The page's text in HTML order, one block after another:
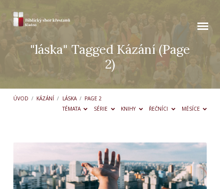
"láska" Tagged Kázání (Page
2)
ÚVOD / KÁZÁNÍ / LÁSKA / PAGE 2
TÉMATA
SÉRIE KNIHY ŘEČNÍCI MĚSÍCE
"láska"
Tagged
Kázání